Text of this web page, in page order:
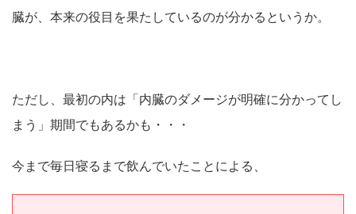
臓が、本来の役目を果たしているのが分かるというか。
ただし、最初の内は「内臓のダメージが明確に分かってし
まう」期間でもあるかも・・・
今まで毎日寝るまで飲んでいたことによる、